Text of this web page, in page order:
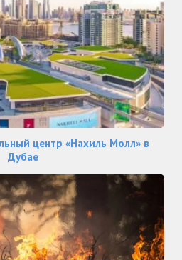
центр «Нахиль Молл» в
Дубае